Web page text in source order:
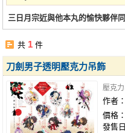
註冊會員
三日月宗近與他本丸的愉快夥伴
共 1 件
刀劍男子透明壓克力吊飾
壓克
作者：
價格
發售